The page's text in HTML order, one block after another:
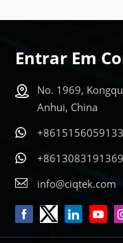
Entrar Em
No. 1969,
Anhui, China
+8615156059133
+8613083191369
info@ciqtek.com